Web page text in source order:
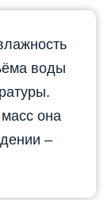
воды
она
–